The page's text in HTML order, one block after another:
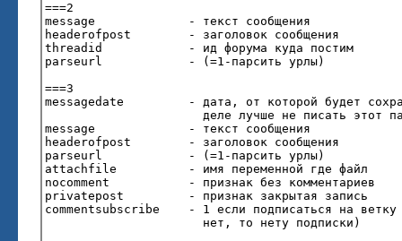
===2
message - текст сообщения
headerofpost - заголовок сообщения
threadid - ид форума куда постим
parseurl - (=1-парсить урлы)
===3
messagedate - дата, от которой будет
деле лучше не писать этот параметр,
message - текст сообщения
headerofpost - заголовок сообщения
parseurl - (=1-парсить урлы)
attachfile - имя переменной где файл
nocomment - признак без комментариев
privatepost - признак закрытая запись
commentsubscribe - 1 если подписаться на ветку
нет, то нету подписки)